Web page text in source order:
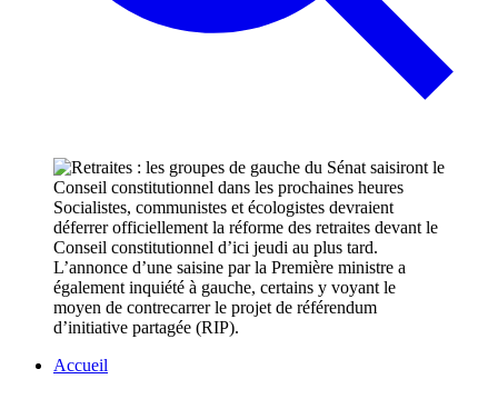
Socialistes, communistes et écologistes devraient
déferrer officiellement la réforme des retraites devant le
Conseil constitutionnel d’ici jeudi au plus tard.
L’annonce d’une saisine par la Première ministre a
également inquiété à gauche, certains y voyant le
moyen de contrecarrer le projet de référendum
d’initiative partagée (RIP).
Accueil